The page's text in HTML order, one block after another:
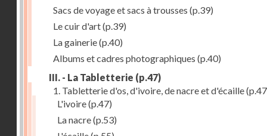
Sacs de voyage et sacs à trousses (p.39)
Le cuir d'art(p.39)
La gainerie(p.40)
Albums et cadres photographiques (p.40)
III. - La Tabletterie (p.47)
1. Tabletterie d'os, d'ivoire, de nacre et d'écaille
L'ivoire(p.47)
La nacre(p.53)